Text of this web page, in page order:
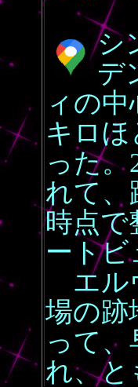
シ
デ
ィの
キロ
った。
れて、
時点で
ートビ
エル
場の跡
って
れ、と